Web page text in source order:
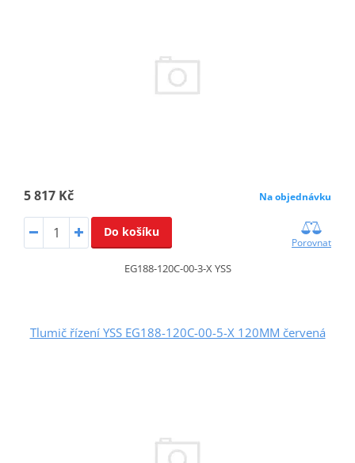
5 817 Kč Na objednávku
Do košíku
Porovnat
EG188-120C-00-3-X YSS
Tlumič řízení YSS EG188-120C-00-5-X 120MM červená